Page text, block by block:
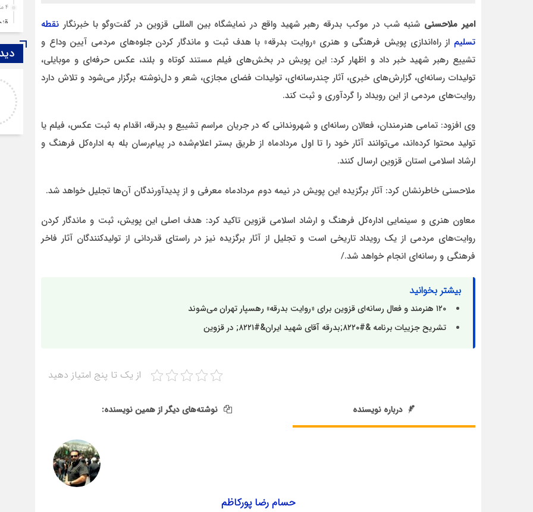
امیر ملاحسنی شنبه شب در موکب بدرقه رهبر شهید واقع در نمایشگاه بین المللی قزوین در گفت‌وگو با خبرنگار نقطه
تسلیم از راه‌اندازی پویش فرهنگی و هنری «روایت بدرقه» با هدف ثبت و ماندگار کردن جلوه‌های مردمی آیین وداع و
تشییع رهبر شهید خبر داد و اظهار کرد: این پویش در بخش‌های فیلم مستند کوتاه و بلند، عکس حرفه‌ای و موبایلی،
تولیدات رسانه‌ای، گزارش‌های خبری، آثار چندرسانه‌ای، تولیدات فضای مجازی، شعر و دل‌نوشته برگزار می‌شود و تلاش دارد
روایت‌های مردمی از این رویداد را گردآوری و ثبت کند.
وی افزود: تمامی هنرمندان، فعالان رسانه‌ای و شهروندانی که در جریان مراسم تشییع و بدرقه، اقدام به ثبت عکس، فیلم یا
تولید محتوا کرده‌اند، می‌توانند آثار خود را تا اول مردادماه از طریق بستر اعلام‌شده در پیام‌رسان بله به اداره‌کل فرهنگ و
ارشاد اسلامی استان قزوین ارسال کنند.
ملاحسنی خاطرنشان کرد: آثار برگزیده این پویش در نیمه دوم مردادماه معرفی و از پدیدآورندگان آن‌ها تجلیل خواهد شد.
معاون هنری و سینمایی اداره‌کل فرهنگ و ارشاد اسلامی قزوین تاکید کرد: هدف اصلی این پویش، ثبت و ماندگار کردن
روایت‌های مردمی از یک رویداد تاریخی است و تجلیل از آثار برگزیده نیز در راستای قدردانی از تولیدکنندگان آثار فاخر
فرهنگی و رسانه‌ای انجام خواهد شد./
بیشتر بخوانید
۱۲۰ هنرمند و فعال رسانه‌ای قزوین برای «روایت بدرقه» رهسپار تهران می‌شوند
تشریح جزییات برنامه &#۸۲۲۰;بدرقه آقای شهید ایران&#۸۲۲۱; در قزوین
از یک تا پنج امتیاز دهید
درباره نویسنده نوشته‌های دیگر از همین نویسنده:
حسام‌ رضا پورکاظم
4 ماه قبل
قزوین ۱۴۰۴،
اصغر احمد
روحشان شاد. دقیقا مشکل کشور ما این اس که به
وقتی هر فردی با هر تحصیلات